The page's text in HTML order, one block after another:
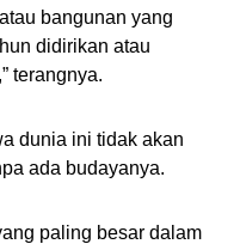
bangunan yang
didirikan atau
terangnya.
dunia ini tidak akan
ada budayanya.
paling besar dalam